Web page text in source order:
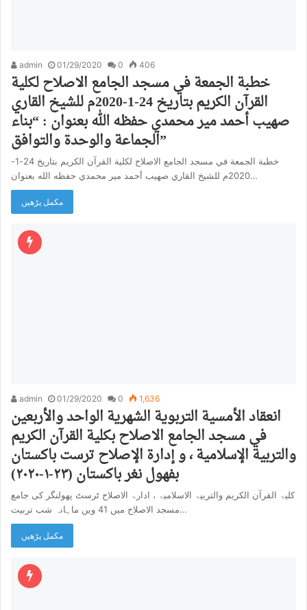
admin 01/29/2020 0 406
خطبة الجمعة في مسجد الجامع الاصلاح لكلية
القرآن الكريم بتاريخ 24-1-2020م للشيخ القاري
صهيب أحمد مير محمدي حفظه الله بعنوان : “بناء
الجماعة والوحدة والتوافق”
خطبة الجمعة في مسجد الجامع الاصلاح لكلية القرآن الكريم بتاريخ 24-1-
2020م للشيخ القاري صهيب أحمد مير محمدي حفظه الله بعنوان…
مکمل پڑھیں
admin 01/29/2020 0 1,636
انعقاد الأمسية التربوية الشهرية الواحد والأربعين
في مسجد الجامع الاصلاح بكلية القرآن الكريم
والتربية الإسلامية ، و إدارة الإصلاح ترست باكستان
بفهول نغر باكستان (٢٣-١-٢٠٢٠)
کلیۃ القرآن الکریم والتربیۃ الاسلامیۃ ، ادارۃ الاصلاح ٹرسٹ پھولنگر کی جامع
مسجد الاصلاح میں 41 ویں ماہانہ شب تربیت…
مکمل پڑھیں